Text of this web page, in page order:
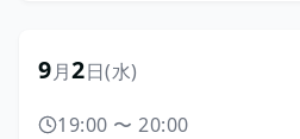
9月2日(水)
19:00 〜 20:00